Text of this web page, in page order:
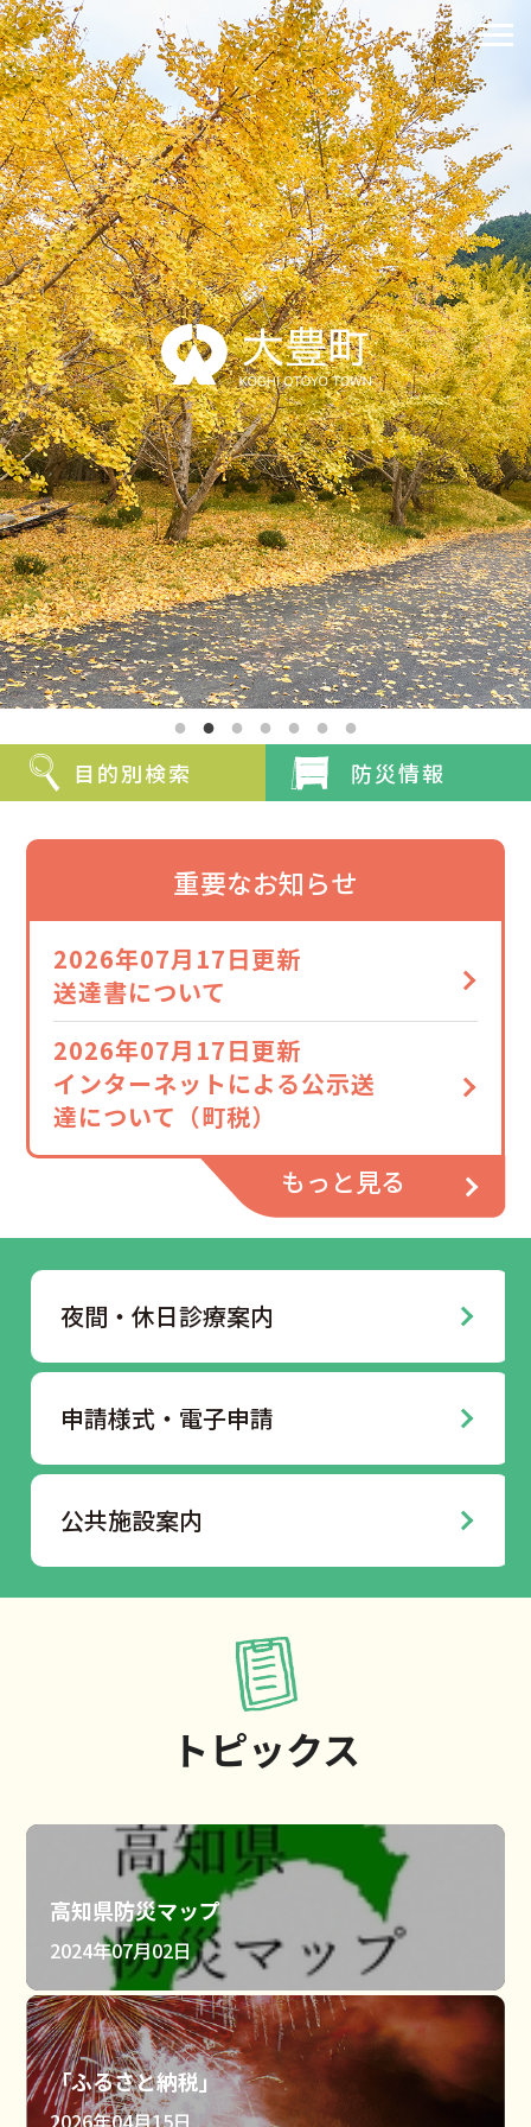
緊急情報を探す
防災・救急情報 夜間・休日診療案内
分類から探す
分類で探す 組織で探す
カレンダーで探す
ライフステージ
結婚・離婚 妊娠・出産
子育て 学校教育
就職・退職 健康・福祉
住まい・引越し 移住・定住
その他から探す
大豊町について 特産品の紹介
町史・館報 大豊町例規集
役場案内 広報・議会だより
Q＆A
目的別検索 防災情報
重要なお知らせ
2026年07月17日更新
送達書について
2026年07月17日更新
インターネットによる公示送
達について（町税）
もっと見る
夜間・休日診療案内
申請様式・電子申請
公共施設案内
トピックス
高知県防災マップ
2024年07月02日
「ふるさと納税」
2026年04月15日